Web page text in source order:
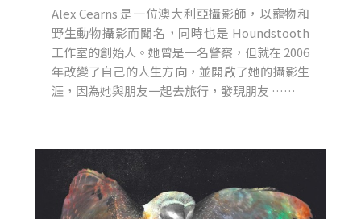
Alex Cearns 是一位澳大利亞攝影師，以寵物和
野生動物攝影而聞名，同時也是 Houndstooth
工作室的創始人。她曾是一名警察，但就在 2006
年改變了自己的人生方向，並開啟了她的攝影生
涯，因為她與朋友一起去旅行，發現朋友 ……